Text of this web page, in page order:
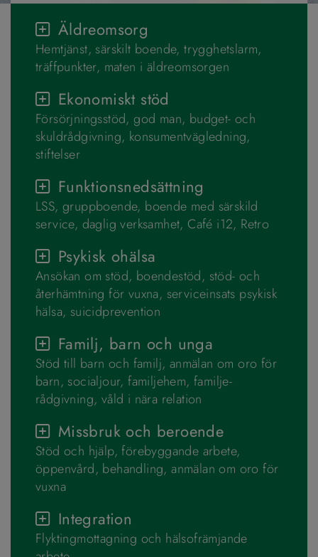
Äldreomsorg
Hemtjänst, särskilt boende, trygghetslarm,
träffpunkter, maten i äldreomsorgen
Ekonomiskt stöd
Försörjningsstöd, god man, budget- och
skuldrådgivning, konsumentvägledning,
stiftelser
Funktionsnedsättning
LSS, gruppboende, boende med särskild
service, daglig verksamhet, Café i12, Retro
Psykisk ohälsa
Ansökan om stöd, boendestöd, stöd- och
återhämtning för vuxna, serviceinsats psykisk
hälsa, suicidprevention
Familj, barn och unga
Stöd till barn och familj, anmälan om oro för
barn, socialjour, familje­hem, familje­
rådgivning, våld i nära relation
Missbruk och beroende
Stöd och hjälp, förebyggande arbete,
öppenvård, behandling, anmälan om oro för
vuxna
Integration
Flyktingmottagning och hälsofrämjande